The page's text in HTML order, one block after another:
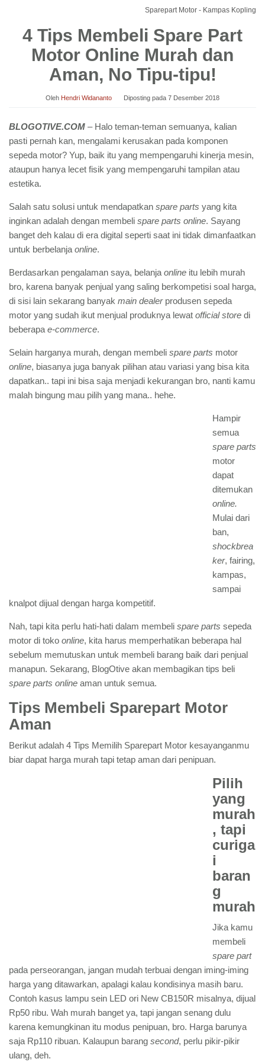
Sparepart Motor - Kampas Kopling
4 Tips Membeli Spare Part
Motor Online Murah dan
Aman, No Tipu-tipu!
Oleh Hendri Widananto Diposting pada 7 Desember 2018
BLOGOTIVE.COM – Halo teman-teman semuanya, kalian
pasti pernah kan, mengalami kerusakan pada komponen
sepeda motor? Yup, baik itu yang mempengaruhi kinerja mesin,
ataupun hanya lecet fisik yang mempengaruhi tampilan atau
estetika.
Salah satu solusi untuk mendapatkan spare parts yang kita
inginkan adalah dengan membeli spare parts online. Sayang
banget deh kalau di era digital seperti saat ini tidak dimanfaatkan
untuk berbelanja online.
Berdasarkan pengalaman saya, belanja online itu lebih murah
bro, karena banyak penjual yang saling berkompetisi soal harga,
di sisi lain sekarang banyak main dealerprodusen sepeda
motor yang sudah ikut menjual produknya lewat official store di
beberapa e-commerce.
Selain harganya murah, dengan membeli spare parts motor
online, biasanya juga banyak pilihan atau variasi yang bisa kita
dapatkan.. tapi ini bisa saja menjadi kekurangan bro, nanti kamu
malah bingung mau pilih yang mana.. hehe.
Hampir
semua
spare parts
motor
dapat
ditemukan
online.
Mulai dari
ban,
shockbrea
ker, fairing,
kampas,
sampai
knalpot dijual dengan harga kompetitif.
Nah, tapi kita perlu hati-hati dalam membeli spare parts sepeda
motor di toko online, kita harus memperhatikan beberapa hal
sebelum memutuskan untuk membeli barang baik dari penjual
manapun. Sekarang, BlogOtive akan membagikan tips beli
spare parts online aman untuk semua.
Tips Membeli Sparepart Motor
Aman
Berikut adalah 4 Tips Memilih Sparepart Motor kesayanganmu
biar dapat harga murah tapi tetap aman dari penipuan.
Pilih
yang
murah
, tapi
curiga
i
baran
g
murah
Jika kamu
membeli
spare part
pada perseorangan, jangan mudah terbuai dengan iming-iming
harga yang ditawarkan, apalagi kalau kondisinya masih baru.
Contoh kasus lampu sein LED ori New CB150R misalnya, dijual
Rp50 ribu. Wah murah banget ya, tapi jangan senang dulu
karena kemungkinan itu modus penipuan, bro. Harga barunya
saja Rp110 ribuan. Kalaupun barang second, perlu pikir-pikir
ulang, deh.